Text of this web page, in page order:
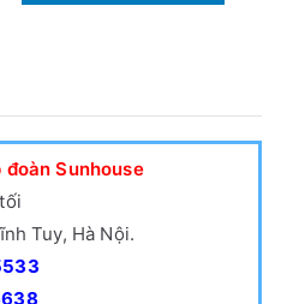
Sunhouse
Tuy, Hà Nội.